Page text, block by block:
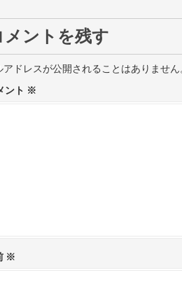
メントを残す
アドレスが公開されることはありません
ント ※
※